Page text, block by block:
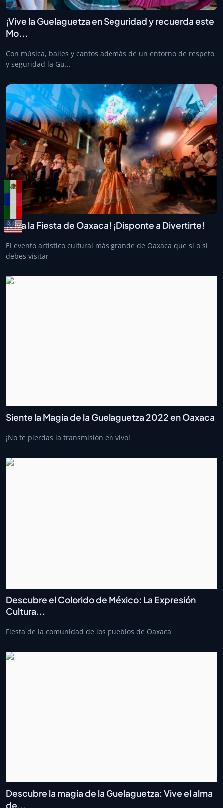
¡Vive la Guelaguetza en Seguridad y recuerda este
Mo...
Con música, bailes y cantos además de un entorno de respeto
y seguridad la Gu...
¡Viva la Fiesta de Oaxaca! ¡Disponte a Divertirte!
El evento artístico cultural más grande de Oaxaca que sí o sí
debes visitar
Siente la Magia de la Guelaguetza 2022 en Oaxaca
¡No te pierdas la transmisión en vivo!
Descubre el Colorido de México: La Expresión
Cultura...
Fiesta de la comunidad de los pueblos de Oaxaca
Descubre la magia de la Guelaguetza: Vive el alma
de...